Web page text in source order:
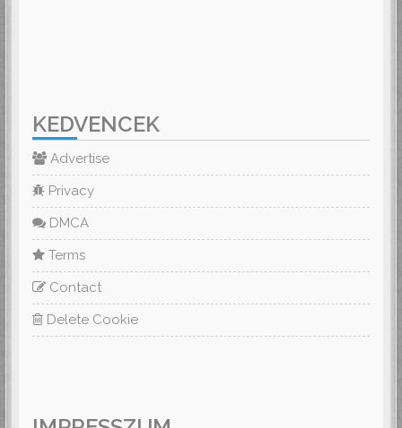
KEDVENCEK
Advertise
Privacy
DMCA
Terms
Contact
Delete Cookie